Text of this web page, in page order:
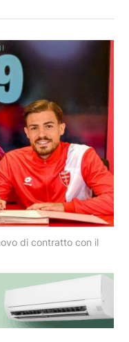
di contratto con il